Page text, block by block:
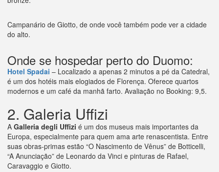
Campanário de Giotto, de onde você também pode ver a cidade
do alto.
Onde se hospedar perto do Duomo:
Hotel Spadai – Localizado a apenas 2 minutos a pé da Catedral,
é um dos hotéis mais elogiados de Florença. Oferece quartos
modernos e um café da manhã farto. Avaliação no Booking: 9,5.
2. Galeria Uffizi
A Galleria degli Uffizi é um dos museus mais importantes da
Europa, especialmente para quem ama arte renascentista. Entre
suas obras-primas estão “O Nascimento de Vênus” de Botticelli,
“A Anunciação” de Leonardo da Vinci e pinturas de Rafael,
Caravaggio e Giotto.